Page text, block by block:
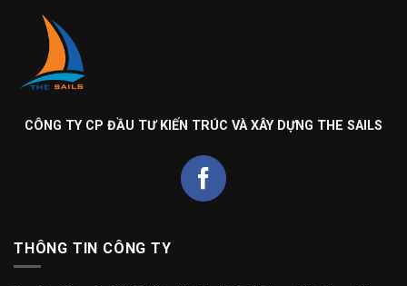
CÔNG TY CP ĐẦU TƯ KIẾN TRÚC VÀ XÂY DỰNG THE SAILS
THÔNG TIN CÔNG TY